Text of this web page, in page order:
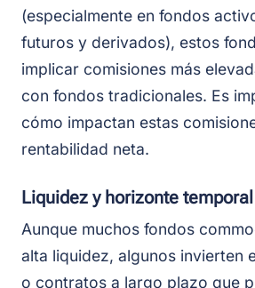
(especialmente en fondos
futuros y derivados), estos
implicar comisiones más
con fondos tradicionales. Es
cómo impactan estas
rentabilidad neta.
Liquidez y horizonte temporal
Aunque muchos fondos
alta liquidez, algunos invierten
o contratos a largo plazo que